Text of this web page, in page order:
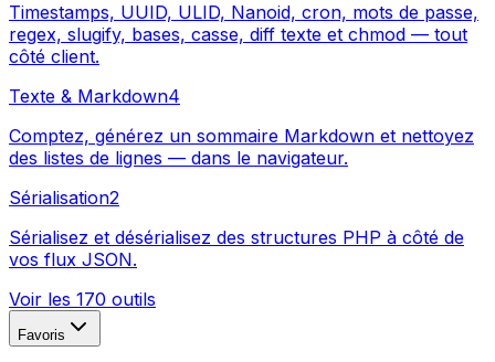
Timestamps, UUID, ULID, Nanoid, cron, mots de passe,
regex, slugify, bases, casse, diff texte et chmod — tout
côté client.
Texte & Markdown4
Comptez, générez un sommaire Markdown et nettoyez
des listes de lignes — dans le navigateur.
Sérialisation2
Sérialisez et désérialisez des structures PHP à côté de
vos flux JSON.
Voir les 170 outils
Favoris